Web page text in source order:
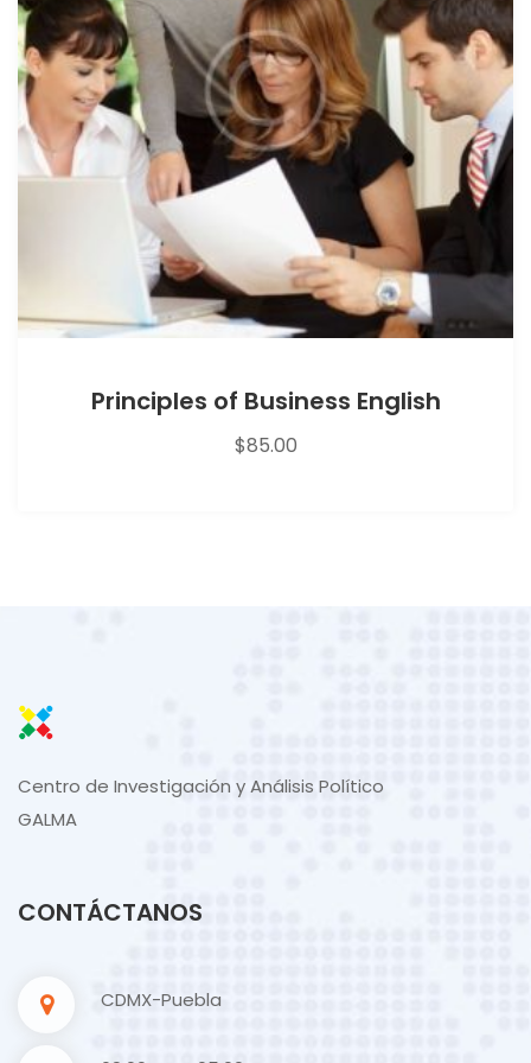
Principles of Business English
$85.00
Centro de Investigación y Análisis Político
GALMA
CONTÁCTANOS
CDMX-Puebla